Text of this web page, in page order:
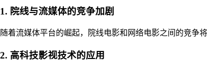
1. 院线与流媒体的竞争加剧
随着流媒体平台的崛起，院线电影和网络电影之间的竞争
2. 高科技影视技术的应用